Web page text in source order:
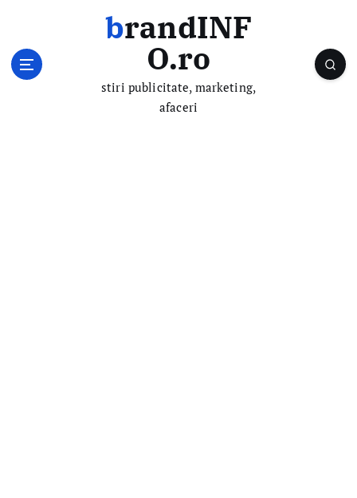
brandINF
O.ro
stiri publicitate, marketing,
afaceri